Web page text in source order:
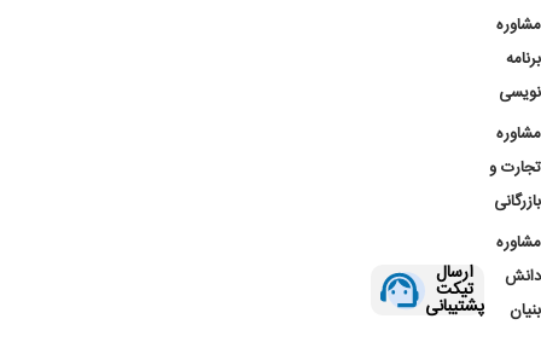
مشاوره
برنامه
نویسی
مشاوره
تجارت و
بازرگانی
مشاوره
دانش
بنیان
ارسال
تیکت
پشتیبانی